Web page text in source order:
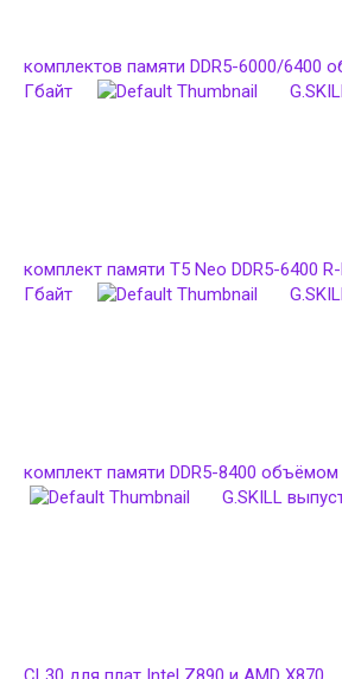
комплектов памяти DDR5-6000/6400
Гбайт
комплект памяти T5 Neo DDR5-6400
Гбайт
комплект памяти DDR5-8400
G.SKILL